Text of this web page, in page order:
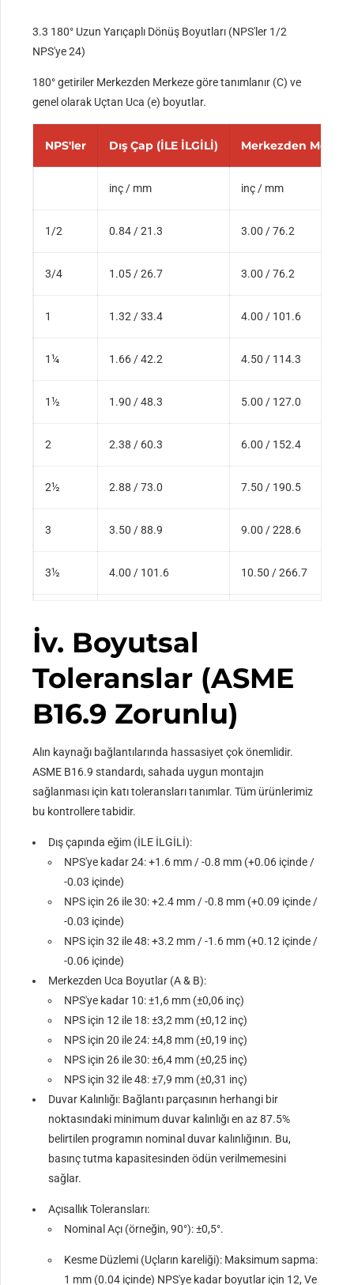
3.3 180° Uzun Yarıçaplı Dönüş Boyutları (NPS'ler 1/2
NPS'ye 24)
180° getiriler Merkezden Merkeze göre tanımlanır (C) ve
genel olarak Uçtan Uca (e) boyutlar.
NPS'ler Dış Çap (İLE İLGİLİ) Merkezden
inç / mm inç / mm
1/2 0.84 / 21.3 3.00 / 76.2
3/4 1.05 / 26.7 3.00 / 76.2
1 1.32 / 33.4 4.00 / 101.6
1¼ 1.66 / 42.2 4.50 / 114.3
1½ 1.90 / 48.3 5.00 / 127.0
2 2.38 / 60.3 6.00 / 152.4
2½ 2.88 / 73.0 7.50 / 190.5
3 3.50 / 88.9 9.00 / 228.6
3½ 4.00 / 101.6 10.50 / 266.7
5.56 / 141.3
10 10.75 / 273.0 30.00 / 762.0
42.00 / 1066.8
16.00 / 406.4
18.00 / 457.2
20 20.00 / 508.0 60.00 / 1524.0
22 22.00 / 558.8 66.00 / 1676.4
24 24.00 / 609.6 72.00 / 1828.8
İv. Boyutsal
Toleranslar (ASME
B16.9 Zorunlu)
Alın kaynağı bağlantılarında hassasiyet çok önemlidir.
ASME B16.9 standardı, sahada uygun montajın
sağlanması için katı toleransları tanımlar. Tüm ürünlerimiz
bu kontrollere tabidir.
Dış çapında eğim (İLE İLGİLİ):
NPS'ye kadar 24: +1.6 mm / -0.8 mm (+0.06 içinde /
-0.03 içinde)
NPS için 26 ile 30: +2.4 mm / -0.8 mm (+0.09 içinde /
-0.03 içinde)
NPS için 32 ile 48: +3.2 mm / -1.6 mm (+0.12 içinde /
-0.06 içinde)
Merkezden Uca Boyutlar (A & B):
NPS'ye kadar 10: ±1,6 mm (±0,06 inç)
NPS için 12 ile 18: ±3,2 mm (±0,12 inç)
NPS için 20 ile 24: ±4,8 mm (±0,19 inç)
NPS için 26 ile 30: ±6,4 mm (±0,25 inç)
NPS için 32 ile 48: ±7,9 mm (±0,31 inç)
Duvar Kalınlığı: Bağlantı parçasının herhangi bir
noktasındaki minimum duvar kalınlığı en az 87.5%
belirtilen programın nominal duvar kalınlığının. Bu,
basınç tutma kapasitesinden ödün verilmemesini
sağlar.
Açısallık Toleransları:
Nominal Açı (örneğin, 90°): ±0,5°.
Kesme Düzlemi (Uçların kareliği): Maksimum sapma:
1 mm (0.04 içinde) NPS'ye kadar boyutlar için 12, Ve